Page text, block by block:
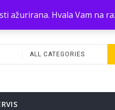
ažurirana. Hvala Vam na
ALL CATEGORIES